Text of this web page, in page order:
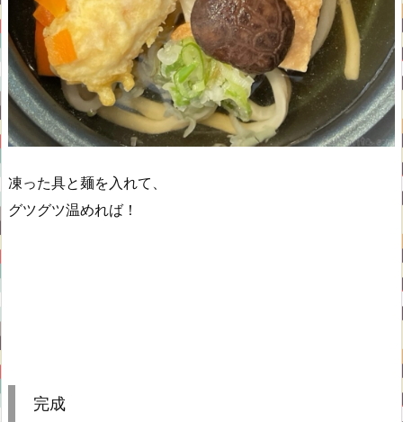
凍った具と麺を入れて、
グツグツ温めれば！
完成